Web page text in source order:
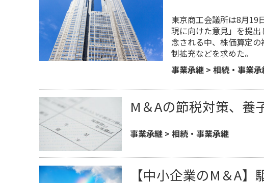
東京商工会議所は8月19
現に向けた意見」を提
念される中、株価算定
制拡充などを求めた。
事業承継> 相続・事業
M＆Aの節税対策、養
事業承継 >相続・事業承継
【中小企業のM＆A